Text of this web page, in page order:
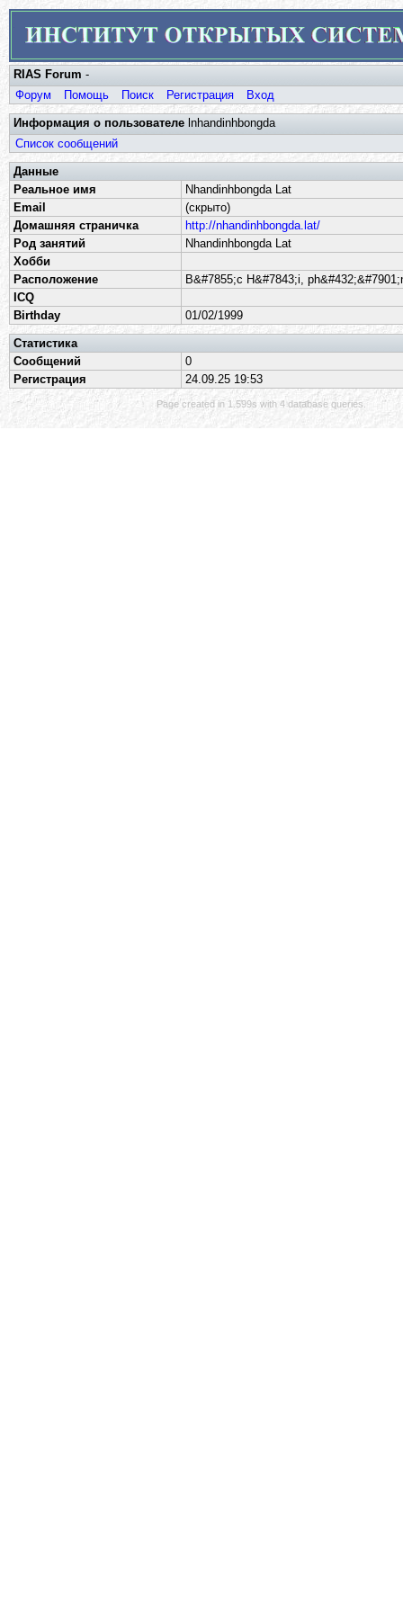
RIAS Forum -
Форум
Помощь Поиск Регистрация Вход
Информация о пользователе lnhandinhbongda
Список сообщений
Данные
Реальное имя
Nhandinhbongda Lat
Email
(скрыто)
Домашняя страничка
http://nhandinhbongda.lat/
Род занятий
Nhandinhbongda Lat
Хобби
Расположение
B&#7855;c H&#7843;i,
ICQ
Birthday
01/02/1999
Статистика
Сообщений
0
Регистрация
24.09.25 19:53
Page created in 1.599s with 4 database queries.